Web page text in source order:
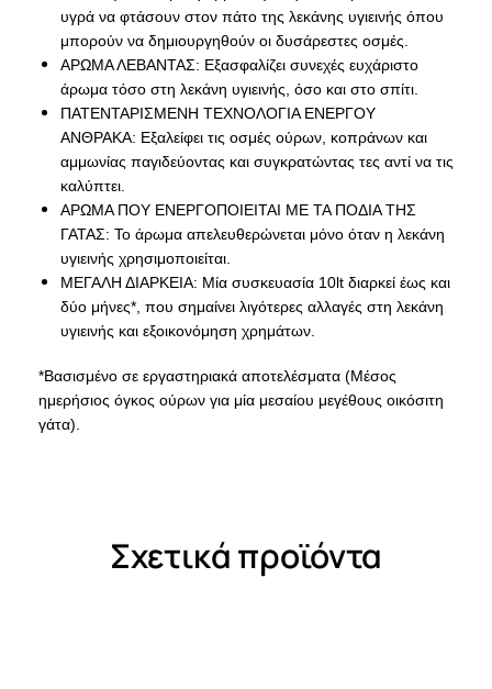
υγρά να φτάσουν στον πάτο της λεκάνης υγιεινής όπου
μπορούν να δημιουργηθούν οι δυσάρεστες οσμές.
ΑΡΩΜΑ ΛΕΒΑΝΤΑΣ: Εξασφαλίζει συνεχές ευχάριστο
άρωμα τόσο στη λεκάνη υγιεινής, όσο και στο σπίτι.
ΠΑΤΕΝΤΑΡΙΣΜΕΝΗ ΤΕΧΝΟΛΟΓΙΑ ΕΝΕΡΓΟΥ
ΑΝΘΡΑΚΑ: Εξαλείφει τις οσμές ούρων, κοπράνων και
αμμωνίας παγιδεύοντας και συγκρατώντας τες αντί να τις
καλύπτει.
ΑΡΩΜΑ ΠΟΥ ΕΝΕΡΓΟΠΟΙΕΙΤΑΙ ΜΕ ΤΑ ΠΟΔΙΑ ΤΗΣ
ΓΑΤΑΣ: Το άρωμα απελευθερώνεται μόνο όταν η λεκάνη
υγιεινής χρησιμοποιείται.
ΜΕΓΑΛΗ ΔΙΑΡΚΕΙΑ: Μία συσκευασία 10lt διαρκεί έως και
δύο μήνες*, που σημαίνει λιγότερες αλλαγές στη λεκάνη
υγιεινής και εξοικονόμηση χρημάτων.
*Βασισμένο σε εργαστηριακά αποτελέσματα (Μέσος
ημερήσιος όγκος ούρων για μία μεσαίου μεγέθους οικόσιτη
γάτα).
Σχετικά προϊόντα